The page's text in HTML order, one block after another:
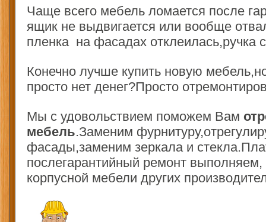
Чаще всего мебель ломается после
ящик не выдвигается или вообще
пленка на фасадах отклеилась,ручка
Конечно лучше купить новую
просто нет денег?Просто
Мы с удовольствием поможем Вам
мебель.Заменим
фасады,заменим зеркала и
послегарантийный ремонт
корпусной мебели других